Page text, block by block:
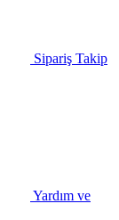
Sipariş Takip
Yardım ve